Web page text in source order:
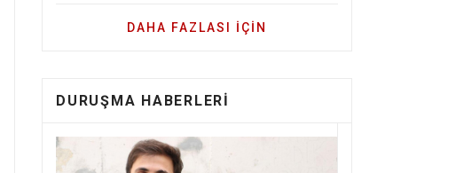
DAHA FAZLASI IÇIN
DURUŞMA HABERLERI